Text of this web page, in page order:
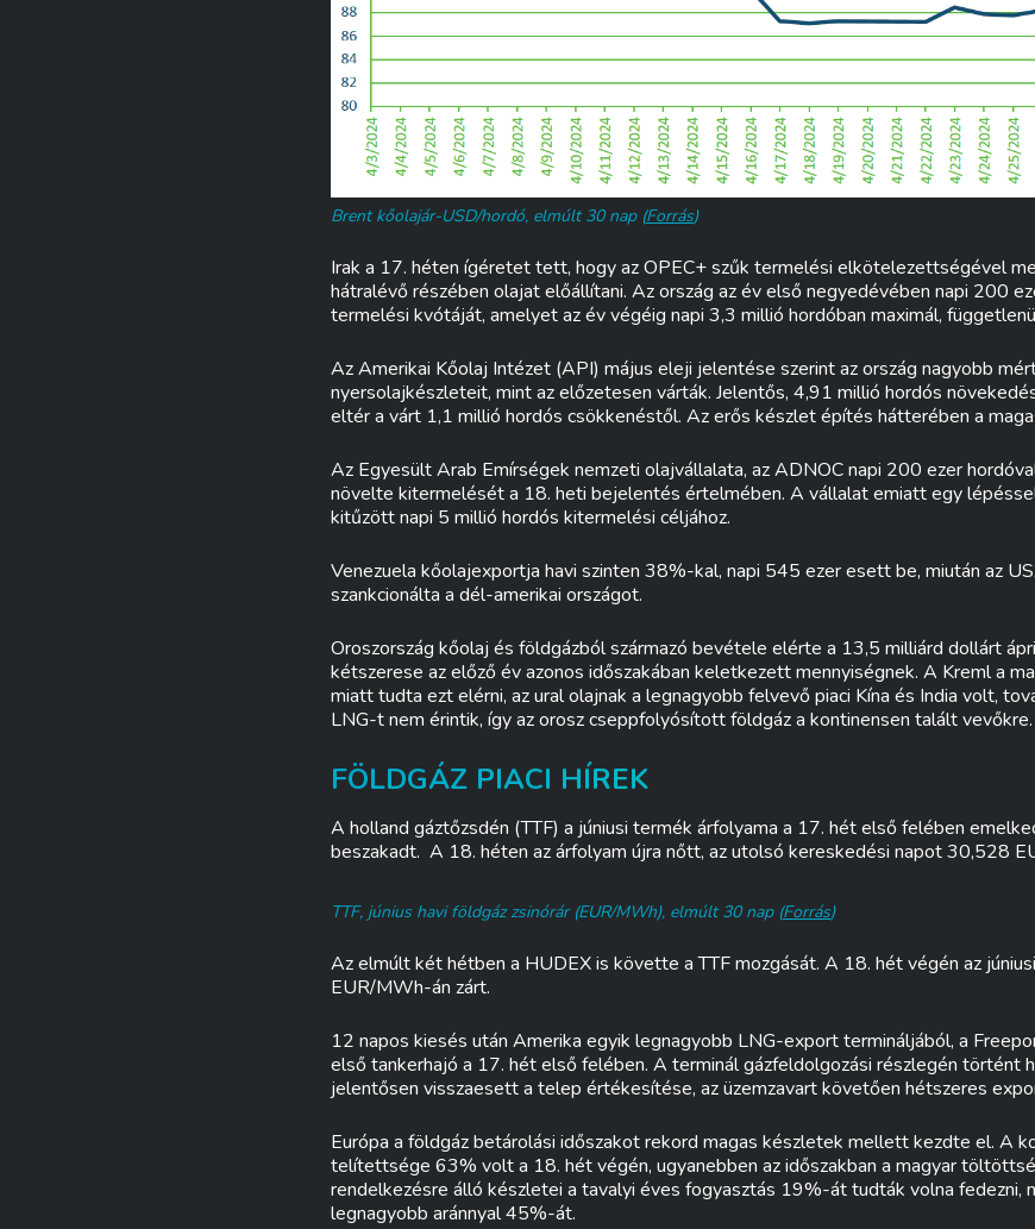
Brent kőolajár-USD/hordó, elmúlt 30 nap (Forrás)
Irak a 17. héten ígéretet tett, hogy az OPEC+ szűk termelési elkötelezettségével
hátralévő részében olajat előállítani. Az ország az év első negyedévében napi 200
termelési kvótáját, amelyet az év végéig napi 3,3 millió hordóban maximál,
Az Amerikai Kőolaj Intézet (API) május eleji jelentése szerint az ország nagyobb
nyersolajkészleteit, mint az előzetesen várták. Jelentős, 4,91 millió hordós
eltér a várt 1,1 millió hordós csökkenéstől. Az erős készlet építés hátterében a
Az Egyesült Arab Emírségek nemzeti olajvállalata, az ADNOC napi 200 ezer
növelte kitermelését a 18. heti bejelentés értelmében. A vállalat emiatt egy
kitűzött napi 5 millió hordós kitermelési céljához.
Venezuela kőolajexportja havi szinten 38%-kal, napi 545 ezer esett be, miután az
szankcionálta a dél-amerikai országot.
Oroszország kőolaj és földgázból származó bevétele elérte a 13,5 milliárd dollárt
kétszerese az előző év azonos időszakában keletkezett mennyiségnek. A Kreml a
miatt tudta ezt elérni, az ural olajnak a legnagyobb felvevő piaci Kína és India volt,
LNG-t nem érintik, így az orosz cseppfolyósított földgáz a kontinensen talált vevőkre.
FÖLDGÁZ PIACI HÍREK
A holland gáztőzsdén (TTF) a júniusi termék árfolyama a 17. hét első felében
beszakadt. A 18. héten az árfolyam újra nőtt, az utolsó kereskedési napot 30,528
TTF, június havi földgáz zsinórár (EUR/MWh), elmúlt 30 nap (Forrás)
Az elmúlt két hétben a HUDEX is követte a TTF mozgását. A 18. hét végén az
EUR/MWh-án zárt.
12 napos kiesés után Amerika egyik legnagyobb LNG-export termináljából, a
első tankerhajó a 17. hét első felében. A terminál gázfeldolgozási részlegén történt
jelentősen visszaesett a telep értékesítése, az üzemzavart követően hétszeres
Európa a földgáz betárolási időszakot rekord magas készletek mellett kezdte el. A
telítettsége 63% volt a 18. hét végén, ugyanebben az időszakban a magyar
rendelkezésre álló készletei a tavalyi éves fogyasztás 19%-át tudták volna fedezni,
legnagyobb aránnyal 45%-át.